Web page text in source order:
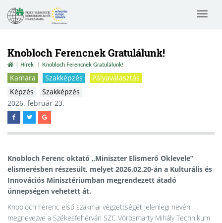
Toggle
Knobloch Ferencnek Gratulálunk!
Hírek Knobloch Ferencnek Gratulálunk!
Kamara Szakképzés
Pályaválasztás
Képzés
Szakképzés
2026. február 23.
Knobloch Ferenc oktató „Miniszter Elismerő Oklevele”
elismerésben részesült, melyet 2026.02.20-án a Kulturális és
Innovációs Minisztériumban megrendezett átadó
ünnepségen vehetett át.
Knobloch Ferenc első szakmai végzettségét jelenlegi nevén
megnevezve a Székesfehérvári SZC Vörösmarty Mihály Technikum